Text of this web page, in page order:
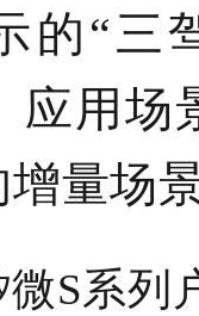
的“三
应用场
量场
微S系列